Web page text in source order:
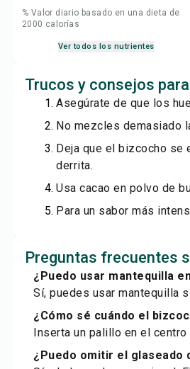
% Valor diario basado en una dieta de
2000 calorías
Ver todos los nutrientes
Trucos y consejos
Asegúrate de que los
No mezcles demasiado
Deja que el bizcocho se
derrita.
Usa cacao en polvo de
Para un sabor más
Preguntas frecuentes
¿Puedo usar mantequilla
Sí, puedes usar mantequilla
¿Cómo sé cuándo el
Inserta un palillo en el
¿Puedo omitir el glaseado